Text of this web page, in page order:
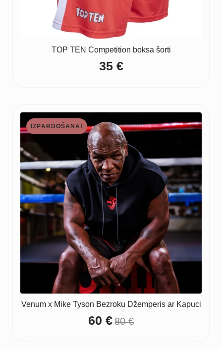
TOP TEN Competition boksa šorti
35 €
IZPĀRDOŠANA!
Venum x Mike Tyson Bezroku Džemperis ar Kapuci
80€
Original
60 €Current